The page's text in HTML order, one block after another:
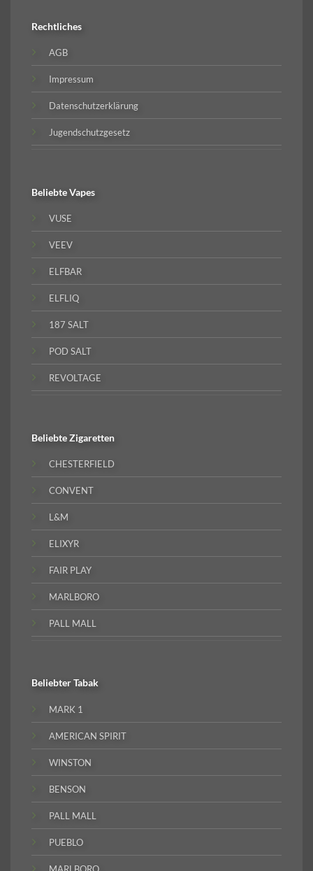
Rechtliches
AGB
Impressum
Datenschutzerklärung
Jugendschutzgesetz
BeliebteVapes
VUSE
VEEV
ELFBAR
ELFLIQ
187 SALT
POD SALT
REVOLTAGE
BeliebteZigaretten
CHESTERFIELD
CONVENT
L&M
ELIXYR
FAIR PLAY
MARLBORO
PALL MALL
BeliebterTabak
MARK 1
AMERICAN SPIRIT
WINSTON
BENSON
PALL MALL
PUEBLO
MARLBORO